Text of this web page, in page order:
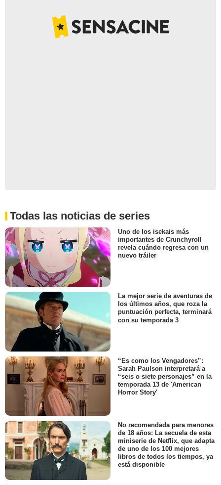
Todas las noticias de series
Uno de los isekais más
importantes de Crunchyroll
revela cuándo regresa con un
nuevo tráiler
La mejor serie de aventuras de
los últimos años, que roza la
puntuación perfecta, terminará
con su temporada 3
“Es como los Vengadores”:
Sarah Paulson interpretará a
“seis o siete personajes” en la
temporada 13 de 'American
Horror Story'
No recomendada para menores
de 18 años: La secuela de esta
miniserie de Netflix, que adapta
de uno de los 100 mejores
libros de todos los tiempos, ya
está disponible